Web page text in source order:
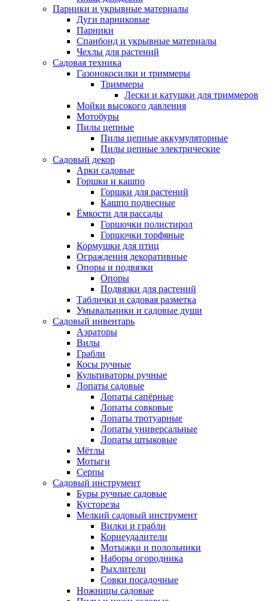
Парники и укрывные материалы
Дуги парниковые
Парники
Спанбонд и укрывные материалы
Чехлы для растений
Садовая техника
Газонокосилки и триммеры
Триммеры
Лески и катушки для триммеров
Мойки высокого давления
Мотобуры
Пилы цепные
Пилы цепные аккумуляторные
Пилы цепные электрические
Садовый декор
Арки садовые
Горшки и кашпо
Горшки для растений
Кашпо подвесные
Ёмкости для рассады
Горшочки полистирол
Горшочки торфяные
Кормушки для птиц
Ограждения декоративные
Опоры и подвязки
Опоры
Подвязки для растений
Таблички и садовая разметка
Умывальники и садовые души
Садовый инвентарь
Аэраторы
Вилы
Грабли
Косы ручные
Культиваторы ручные
Лопаты садовые
Лопаты сапёрные
Лопаты совковые
Лопаты тротуарные
Лопаты универсальные
Лопаты штыковые
Мётлы
Мотыги
Серпы
Садовый инструмент
Буры ручные садовые
Кусторезы
Мелкий садовый инструмент
Вилки и грабли
Корнеудалители
Мотыжки и полольники
Наборы огородника
Рыхлители
Совки посадочные
Ножницы садовые